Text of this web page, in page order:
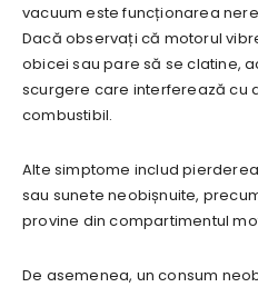
vacuum este funcționarea
Dacă observați că motorul
obicei sau pare să se clatine,
scurgere care interferează cu
combustibil.
Alte simptome includ
sau sunete neobișnuite,
provine din compartimentul
De asemenea, un consum